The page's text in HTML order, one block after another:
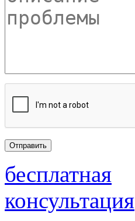
бесплатная
консультация